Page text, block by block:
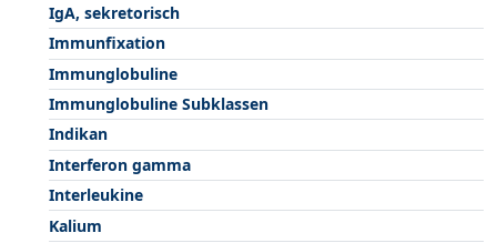
IgA, sekretorisch
Immunfixation
Immunglobuline
Immunglobuline Subklassen
Indikan
Interferon gamma
Interleukine
Kalium